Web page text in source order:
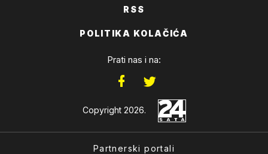
RSS
POLITIKA KOLAČIĆA
Prati nas i na:
Copyright 2026.
Partnerski portali